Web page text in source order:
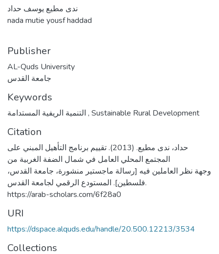
ندى مطيع يوسف حداد
nada mutie yousf haddad
Publisher
AL-Quds University
جامعة القدس
Keywords
, Sustainable Rural Development
Citation
حداد، ندى مطيع. (2013). تقييم برنامج التأهيل المبني على
المجتمع المحلي العامل في شمال الضفة الغربية من
وجهة نظر العاملين فيه [رسالة ماجستير منشورة، جامعة القدس،
فلسطين]. المستودع الرقمي لجامعة القدس.
https://arab-scholars.com/6f28a0
URI
https://dspace.alquds.edu/handle/20.500.12213/3534
Collections